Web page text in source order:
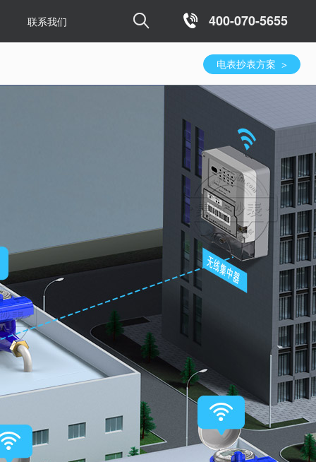
 400-070-5655
联系我们
电表抄表方案 >